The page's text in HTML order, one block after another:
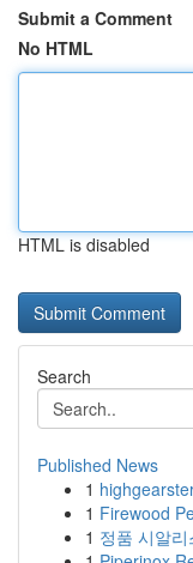
Submit a Comment
No HTML
HTML is disabled
Search
Published News
1
1 Firewood
1 정품 시알